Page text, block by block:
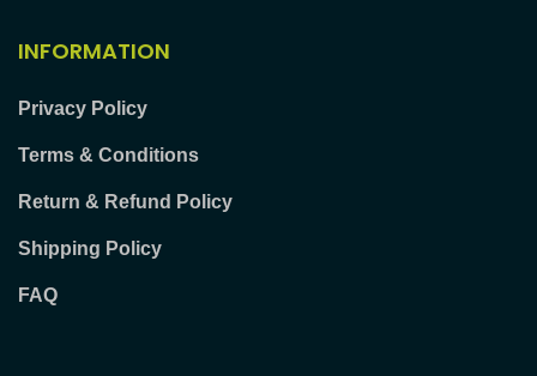
INFORMATION
Privacy Policy
Terms & Conditions
Return & Refund Policy
Shipping Policy
FAQ